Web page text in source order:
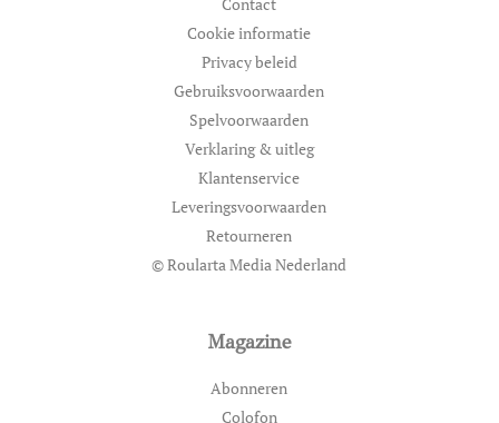
Cookie informatie
Privacy beleid
Gebruiksvoorwaarden
Spelvoorwaarden
Verklaring & uitleg
Klantenservice
Leveringsvoorwaarden
Retourneren
© Roularta Media Nederland
Magazine
Abonneren
Colofon